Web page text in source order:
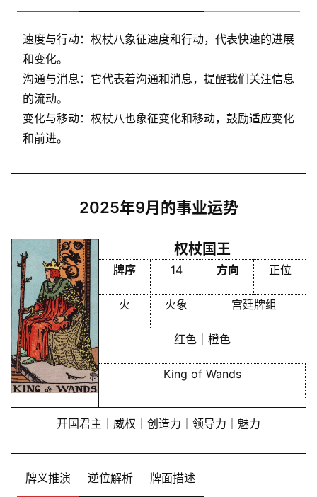
速度与行动：权杖八象征速度和行动，代表快速的进展
和变化。
沟通与消息：它代表着沟通和消息，提醒我们关注信息
的流动。
变化与移动：权杖八也象征变化和移动，鼓励适应变化
和前进。
2025年9月的事业运势
权杖国王
牌序 14 方向 正位
火 火象 宫廷牌组
红色｜橙色
King of Wands
开国君主｜威权｜创造力｜领导力｜魅力
牌义推演 逆位解析 牌面描述